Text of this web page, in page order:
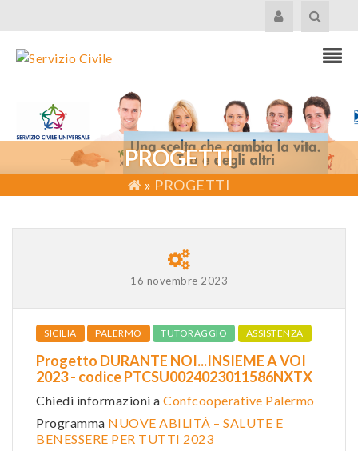
PROGETTI
» PROGETTI
16 novembre 2023
SICILIA PALERMO TUTORAGGIO ASSISTENZA
Progetto DURANTE NOI...INSIEME A VOI
2023 - codice PTCSU0024023011586NXTX
Chiedi informazioni a Confcooperative Palermo
Programma NUOVE ABILITÀ – SALUTE E
BENESSERE PER TUTTI 2023